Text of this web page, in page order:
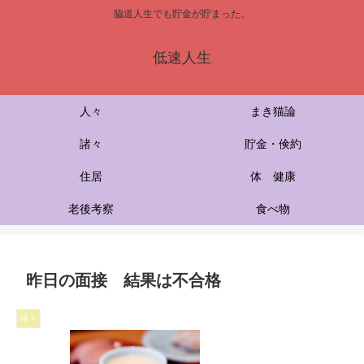
脇道人生でも貯金が貯まった。
低速人生
人々 まき猫論
諸々 貯金・倹約
住居 体 健康
老後考察 食べ物
昨日の面接 結果は不合格
諸々